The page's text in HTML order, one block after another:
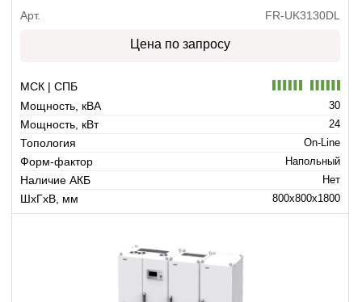
Арт. FR-UK3130DL
Цена по запросу
МСК | СПБ
Мощность, кВА
30
Мощность, кВт 24
Топология On-Line
Форм-фактор Напольный
Наличие АКБ Нет
ШхГхВ, мм 800x800x1800